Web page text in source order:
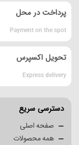
پرداخت در محل
Payment on the spot
تحویل اکسپرس
Express delivery
دسترسی سریع
صفحه اصلی
همه محصولات